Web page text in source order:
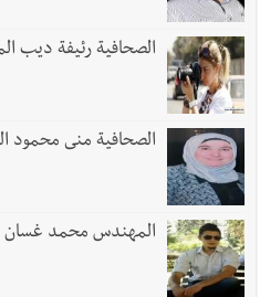
الصحافية رئيفة ديب
الصحافية منى محمود
المهندس محمد غسان